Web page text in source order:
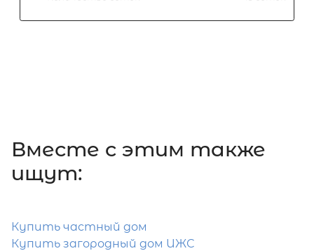
район, посёлок Сосново, Рябиновая
Затрудняетесь с выбором?
Вместе c этим также
ищут:
Купить частный дом
Купить загородный дом ИЖС